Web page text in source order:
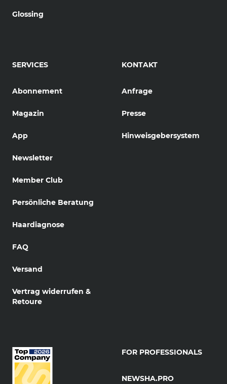
Glossing
SERVICES
Abonnement
Magazin
App
Newsletter
Member Club
Persönliche Beratung
Haardiagnose
FAQ
Versand
Vertrag widerrufen &
Retoure
KONTAKT
Anfrage
Presse
Hinweisgebersystem
FOR PROFESSIONALS
NEWSHA.PRO